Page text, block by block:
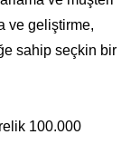
ve geliştirme,
sahip seçkin bir
100.000